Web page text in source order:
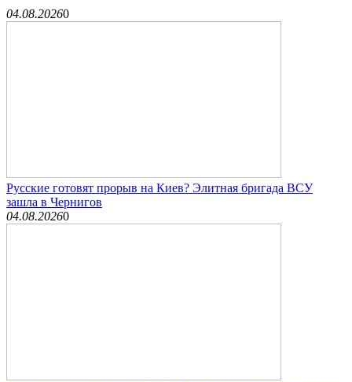
04.08.20260
Русские готовят прорыв на Киев? Элитная бригада ВСУ
зашла в Чернигов
04.08.20260